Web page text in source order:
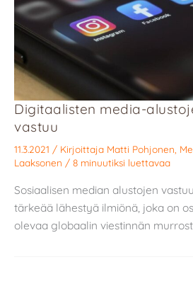
Digitaalisten media-
vastuu
11.3.2021 / Kirjoittaja Matti Pohjonen
Laaksonen / 8 minuutiksi luettavaa
Sosiaalisen median alustojen
tärkeää lähestyä ilmiönä, joka on
olevaa globaalin viestinnän